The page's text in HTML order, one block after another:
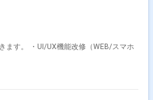
ます。 ・UI/UX機能改修（WEB/スマホ